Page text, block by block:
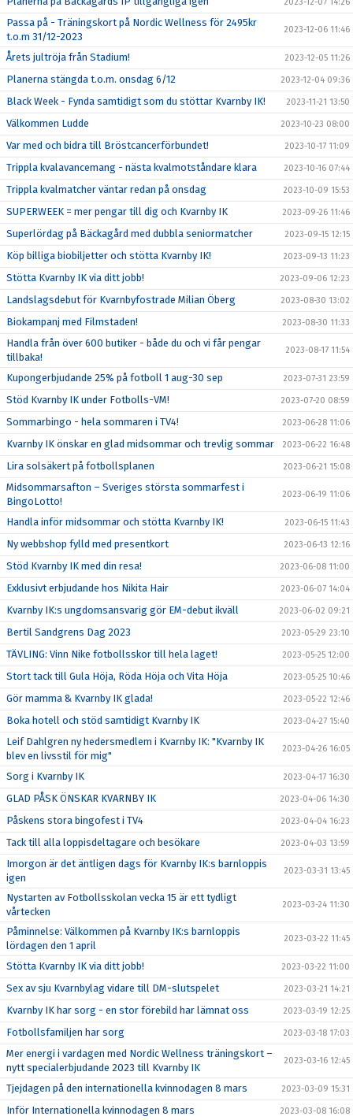
Passa på - Träningskort på Nordic Wellness för 2495kr
t.o.m 31/12-2023
2023-12-06 11:46
Årets jultröja från Stadium! 2023-12-05 11:26
Planerna stängda t.o.m. onsdag 6/12 2023-12-04 09:36
Black Week - Fynda samtidigt som du stöttar Kvarnby IK! 2023-11-21 13:50
Välkommen Ludde 2023-10-23 08:00
Var med och bidra till Bröstcancerförbundet! 2023-10-17 11:09
Trippla kvalavancemang - nästa kvalmotståndare klara 2023-10-16 07:44
Trippla kvalmatcher väntar redan på onsdag 2023-10-09 15:53
SUPERWEEK = mer pengar till dig och Kvarnby IK 2023-09-26 11:46
Superlördag på Bäckagård med dubbla seniormatcher 2023-09-15 12:15
Köp billiga biobiljetter och stötta Kvarnby IK! 2023-09-13 11:23
Stötta Kvarnby IK via ditt jobb! 2023-09-06 12:23
Landslagsdebut för Kvarnbyfostrade Milian Öberg 2023-08-30 13:02
Biokampanj med Filmstaden! 2023-08-30 11:33
Handla från över 600 butiker - både du och vi får pengar
tillbaka!
2023-08-17 11:54
Kupongerbjudande 25% på fotboll 1 aug-30 sep 2023-07-31 23:59
Stöd Kvarnby IK under Fotbolls-VM! 2023-07-20 08:59
Sommarbingo - hela sommaren i TV4! 2023-06-28 11:06
Kvarnby IK önskar en glad midsommar och trevlig sommar 2023-06-22 16:48
Lira solsäkert på fotbollsplanen 2023-06-21 15:08
Midsommarsafton – Sveriges största sommarfest i
BingoLotto!
2023-06-19 11:06
Handla inför midsommar och stötta Kvarnby IK! 2023-06-15 11:43
Ny webbshop fylld med presentkort 2023-06-13 12:16
Stöd Kvarnby IK med din resa! 2023-06-08 11:00
Exklusivt erbjudande hos Nikita Hair 2023-06-07 14:04
Kvarnby IK:s ungdomsansvarig gör EM-debut ikväll 2023-06-02 09:21
Bertil Sandgrens Dag 2023 2023-05-29 23:10
TÄVLING: Vinn Nike fotbollsskor till hela laget! 2023-05-25 12:00
Stort tack till Gula Höja, Röda Höja och Vita Höja 2023-05-25 10:46
Gör mamma & Kvarnby IK glada! 2023-05-22 12:46
Boka hotell och stöd samtidigt Kvarnby IK 2023-04-27 15:40
Leif Dahlgren ny hedersmedlem i Kvarnby IK: "Kvarnby IK
blev en livsstil för mig"
2023-04-26 16:05
Sorg i Kvarnby IK 2023-04-17 16:30
GLAD PÅSK ÖNSKAR KVARNBY IK 2023-04-06 14:30
Påskens stora bingofest i TV4 2023-04-04 16:23
Tack till alla loppisdeltagare och besökare 2023-04-03 13:59
Imorgon är det äntligen dags för Kvarnby IK:s barnloppis
igen
2023-03-31 13:45
Nystarten av Fotbollsskolan vecka 15 är ett tydligt
vårtecken
2023-03-24 11:30
Påminnelse: Välkommen på Kvarnby IK:s barnloppis
lördagen den 1 april
2023-03-22 11:45
Stötta Kvarnby IK via ditt jobb! 2023-03-22 11:00
Sex av sju Kvarnbylag vidare till DM-slutspelet 2023-03-21 14:21
Kvarnby IK har sorg - en stor förebild har lämnat oss 2023-03-19 12:25
Fotbollsfamiljen har sorg 2023-03-18 17:03
Mer energi i vardagen med Nordic Wellness träningskort –
nytt specialerbjudande 2023 till Kvarnby IK
2023-03-16 12:45
Tjejdagen på den internationella kvinnodagen 8 mars 2023-03-09 15:31
Inför Internationella kvinnodagen 8 mars 2023-03-08 16:08